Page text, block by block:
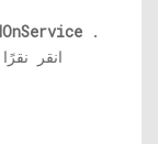
.
انقر